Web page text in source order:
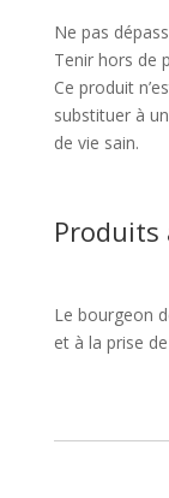
Ne pas
Tenir hors de
Ce produit
substituer à
de vie sain.
Produits
Le bourgeon
et à la prise de